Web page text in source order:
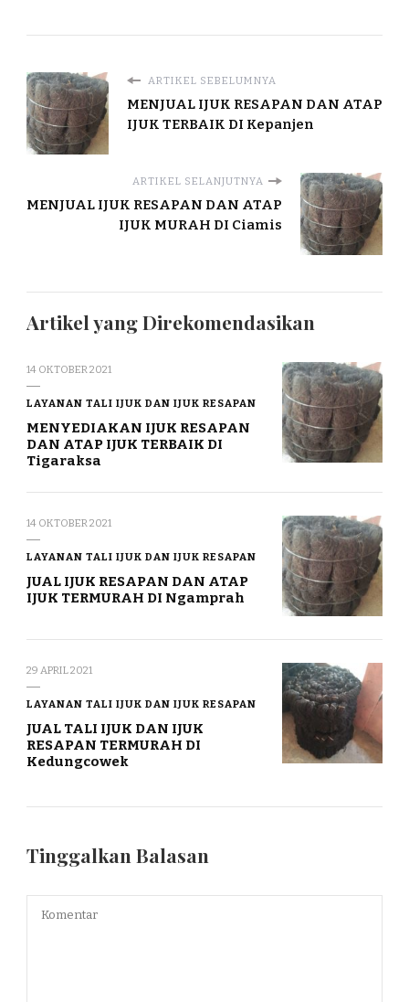
ARTIKEL SEBELUMNYA
MENJUAL IJUK RESAPAN DAN ATAP
IJUK TERBAIK DI Kepanjen
ARTIKEL SELANJUTNYA
MENJUAL IJUK RESAPAN DAN ATAP
IJUK MURAH DI Ciamis
Artikel yang Direkomendasikan
14 OKTOBER 2021
LAYANAN TALI IJUK DAN IJUK RESAPAN
MENYEDIAKAN IJUK RESAPAN
DAN ATAP IJUK TERBAIK DI
Tigaraksa
14 OKTOBER 2021
LAYANAN TALI IJUK DAN IJUK RESAPAN
JUAL IJUK RESAPAN DAN ATAP
IJUK TERMURAH DI Ngamprah
29 APRIL 2021
LAYANAN TALI IJUK DAN IJUK RESAPAN
JUAL TALI IJUK DAN IJUK
RESAPAN TERMURAH DI
Kedungcowek
Tinggalkan Balasan